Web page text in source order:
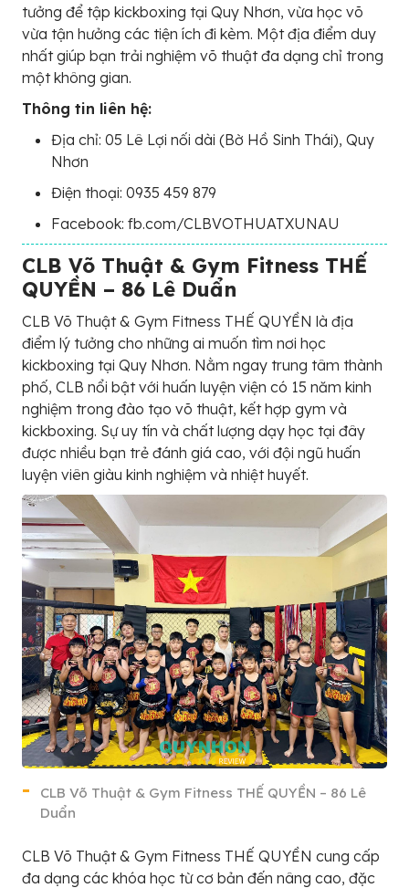
tưởng để tập kickboxing tại Quy Nhơn, vừa học võ
vừa tận hưởng các tiện ích đi kèm. Một địa điểm duy
nhất giúp bạn trải nghiệm võ thuật đa dạng chỉ trong
một không gian.
Thông tin liên hệ:
Địa chỉ: 05 Lê Lợi nối dài (Bờ Hồ Sinh Thái), Quy
Nhơn
Điện thoại: 0935 459 879
Facebook: fb.com/CLBVOTHUATXUNAU
CLB Võ Thuật & Gym Fitness THẾ
QUYỀN – 86 Lê Duẩn
CLB Võ Thuật & Gym Fitness THẾ QUYỀN là địa
điểm lý tưởng cho những ai muốn tìm nơi học
kickboxing tại Quy Nhơn. Nằm ngay trung tâm thành
phố, CLB nổi bật với huấn luyện viện có 15 năm kinh
nghiệm trong đào tạo võ thuật, kết hợp gym và
kickboxing. Sự uy tín và chất lượng dạy học tại đây
được nhiều bạn trẻ đánh giá cao, với đội ngũ huấn
luyện viên giàu kinh nghiệm và nhiệt huyết.
CLB Võ Thuật & Gym Fitness THẾ QUYỀN – 86 Lê
Duẩn
CLB Võ Thuật & Gym Fitness THẾ QUYỀN cung cấp
đa dạng các khóa học từ cơ bản đến nâng cao, đặc